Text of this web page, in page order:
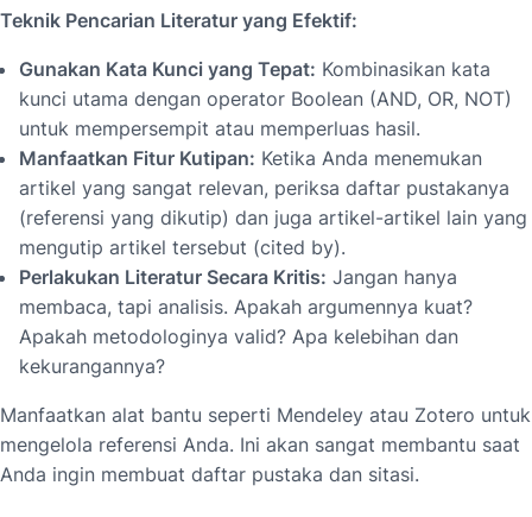
Teknik Pencarian Literatur yang Efektif:
Gunakan Kata Kunci yang Tepat: Kombinasikan kata
kunci utama dengan operator Boolean (AND, OR, NOT)
untuk mempersempit atau memperluas hasil.
Manfaatkan Fitur Kutipan: Ketika Anda menemukan
artikel yang sangat relevan, periksa daftar pustakanya
(referensi yang dikutip) dan juga artikel-artikel lain yang
mengutip artikel tersebut (cited by).
Perlakukan Literatur Secara Kritis: Jangan hanya
membaca, tapi analisis. Apakah argumennya kuat?
Apakah metodologinya valid? Apa kelebihan dan
kekurangannya?
Manfaatkan alat bantu seperti Mendeley atau Zotero untuk
mengelola referensi Anda. Ini akan sangat membantu saat
Anda ingin membuat daftar pustaka dan sitasi.